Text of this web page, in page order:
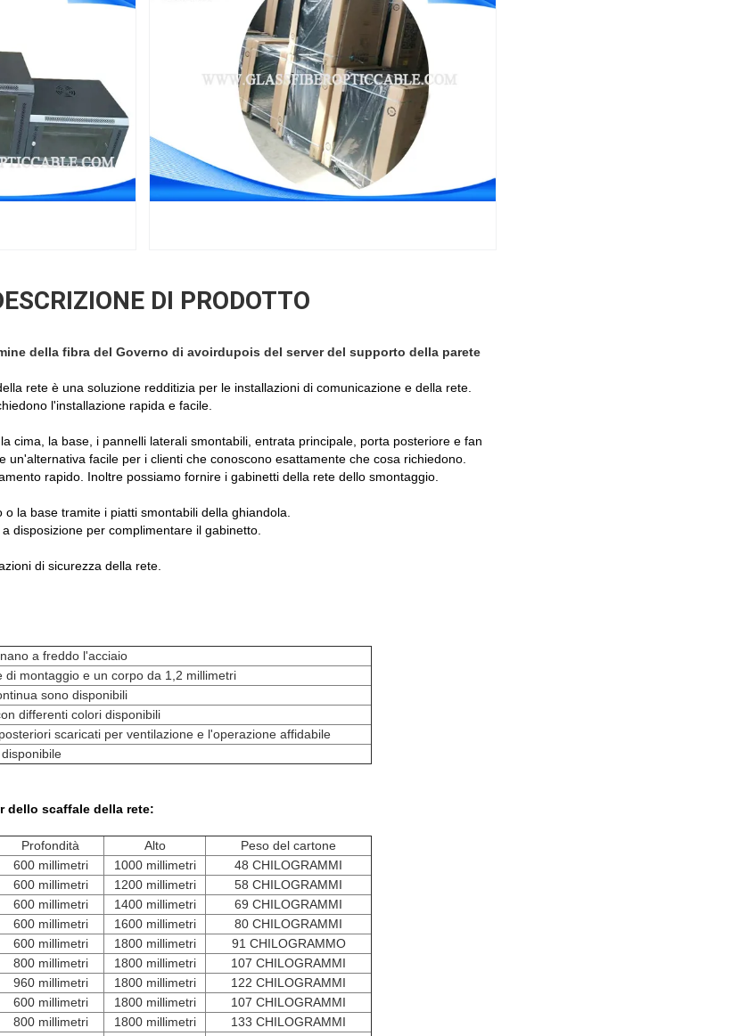
DI PRODOTTO
della fibra del Governo di avoirdupois del server del supporto della parete
rete è una soluzione redditizia per le installazioni di comunicazione e della rete.
l'installazione rapida e facile.
cima, la base, i pannelli laterali smontabili, entrata principale, porta posteriore e fan
un'alternativa facile per i clienti che conoscono esattamente che cosa richiedono.
rapido. Inoltre possiamo fornire i gabinetti della rete dello smontaggio.
o la base tramite i piatti smontabili della ghiandola.
disposizione per complimentare il gabinetto.
di sicurezza della rete.
a freddo l'acciaio
montaggio e un corpo da 1,2 millimetri
sono disponibili
differenti colori disponibili
scaricati per ventilazione e l'operazione affidabile
dello scaffale della rete:
Profondità Alto
Peso del cartone
600 millimetri 1000 millimetri
48 CHILOGRAMMI
600 millimetri 1200 millimetri
58 CHILOGRAMMI
600 millimetri 1400 millimetri
69 CHILOGRAMMI
600 millimetri 1600 millimetri
80 CHILOGRAMMI
600 millimetri 1800 millimetri
91 CHILOGRAMMO
800 millimetri 1800 millimetri
107 CHILOGRAMMI
960 millimetri 1800 millimetri
122 CHILOGRAMMI
600 millimetri 1800 millimetri
107 CHILOGRAMMI
800 millimetri 1800 millimetri
133 CHILOGRAMMI